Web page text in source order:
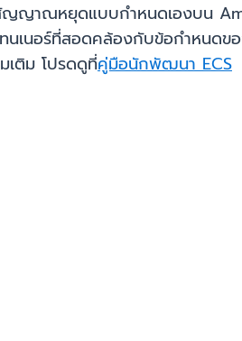
ญาณหยุดแบบกำหนดเองบน
ทนเนอร์ที่สอดคล้องกับข้อกำหนด
เติม โปรดดูที่คู่มือนักพัฒนา ECS